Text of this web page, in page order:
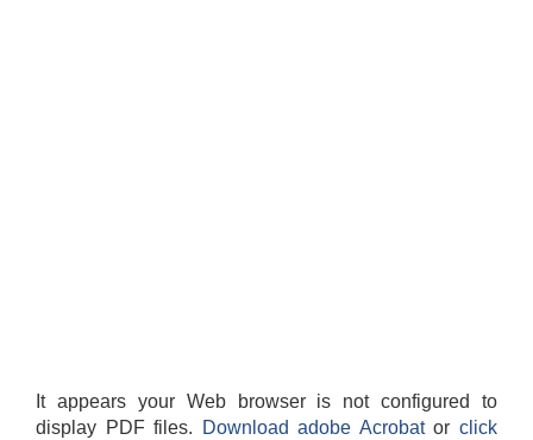
It appears your Web browser is not configured to
display PDF files.
Download adobe Acrobatorclick